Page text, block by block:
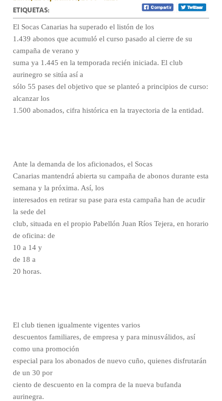
ETIQUETAS:
El Socas Canarias ha superado el listón de los
1.439 abonos que acumuló el curso pasado al cierre de su
campaña de verano y
suma ya 1.445 en la temporada recién iniciada. El club
aurinegro se sitúa así a
sólo 55 pases del objetivo que se planteó a principios de curso:
alcanzar los
1.500 abonados, cifra histórica en la trayectoria de la entidad.
Ante la demanda de los aficionados, el Socas
Canarias mantendrá abierta su campaña de abonos durante esta
semana y la próxima. Así, los
interesados en retirar su pase para esta campaña han de acudir
la sede del
club, situada en el propio Pabellón Juan Ríos Tejera, en horario
de oficina: de
10 a 14 y
de 18 a
20 horas.
El club tienen igualmente vigentes varios
descuentos familiares, de empresa y para minusválidos, así
como una promoción
especial para los abonados de nuevo cuño, quienes disfrutarán
de un 30 por
ciento de descuento en la compra de la nueva bufanda
aurinegra.